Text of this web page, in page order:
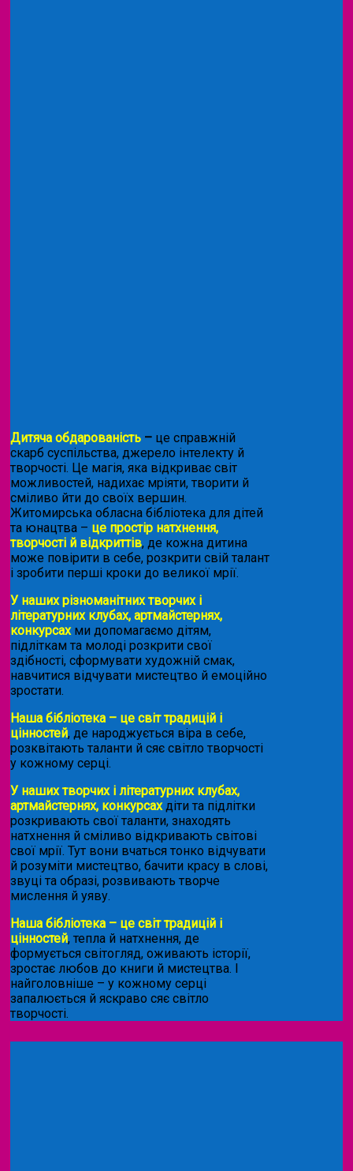
Дитяча обдарованість – це справжній
скарб суспільства, джерело інтелекту й
творчості. Це магія, яка відкриває світ
можливостей, надихає мріяти, творити й
сміливо йти до своїх вершин.
Житомирська обласна бібліотека для дітей
та юнацтва – це простір натхнення,
творчості й відкриттів, де кожна дитина
може повірити в себе, розкрити свій талант
і зробити перші кроки до великої мрії.
У наших різноманітних творчих і
літературних клубах, артмайстернях,
конкурсахми допомагаємо дітям,
підліткам та молоді розкрити свої
здібності, сформувати художній смак,
навчитися відчувати мистецтво й емоційно
зростати.
Наша бібліотека – це світ традицій і
цінностей, де народжується віра в себе,
розквітають таланти й сяє світло творчості
у кожному серці.
У наших творчих і літературних клубах,
артмайстернях, конкурсахдіти та підлітки
розкривають свої таланти, знаходять
натхнення й сміливо відкривають світові
свої мрії. Тут вони вчаться тонко відчувати
й розуміти мистецтво, бачити красу в слові,
звуці та образі, розвивають творче
мислення й уяву.
Наша бібліотека – це світ традицій і
цінностей, тепла й натхнення, де
формується світогляд, оживають історії,
зростає любов до книги й мистецтва. І
найголовніше – у кожному серці
запалюється й яскраво сяє світло
творчості.